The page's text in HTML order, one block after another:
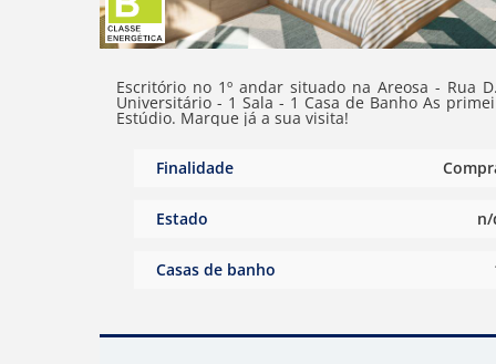
Escritório no 1º andar situado na Areosa - Rua
Universitário - 1 Sala - 1 Casa de Banho As primeiras imagens são relativas a um estudo para a reconversão em
Estúdio. Marque já a sua visita!
Finalidade
Estado
Casas de banho